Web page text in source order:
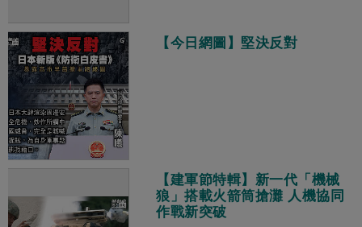
【今日網圖】堅決反對
【建軍節特輯】新一代「機械
狼」搭載火箭筒搶灘 人機協同
作戰新突破